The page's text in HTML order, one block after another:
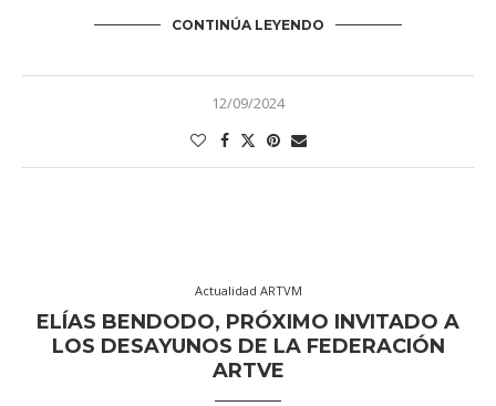
CONTINÚA LEYENDO
12/09/2024
Actualidad ARTVM
ELÍAS BENDODO, PRÓXIMO INVITADO A
LOS DESAYUNOS DE LA FEDERACIÓN
ARTVE